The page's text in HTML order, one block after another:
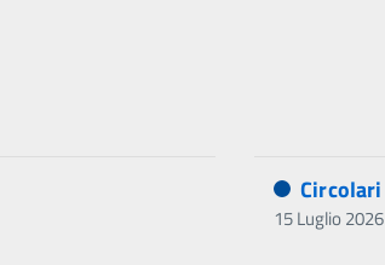
Circolari
15 Luglio 2026